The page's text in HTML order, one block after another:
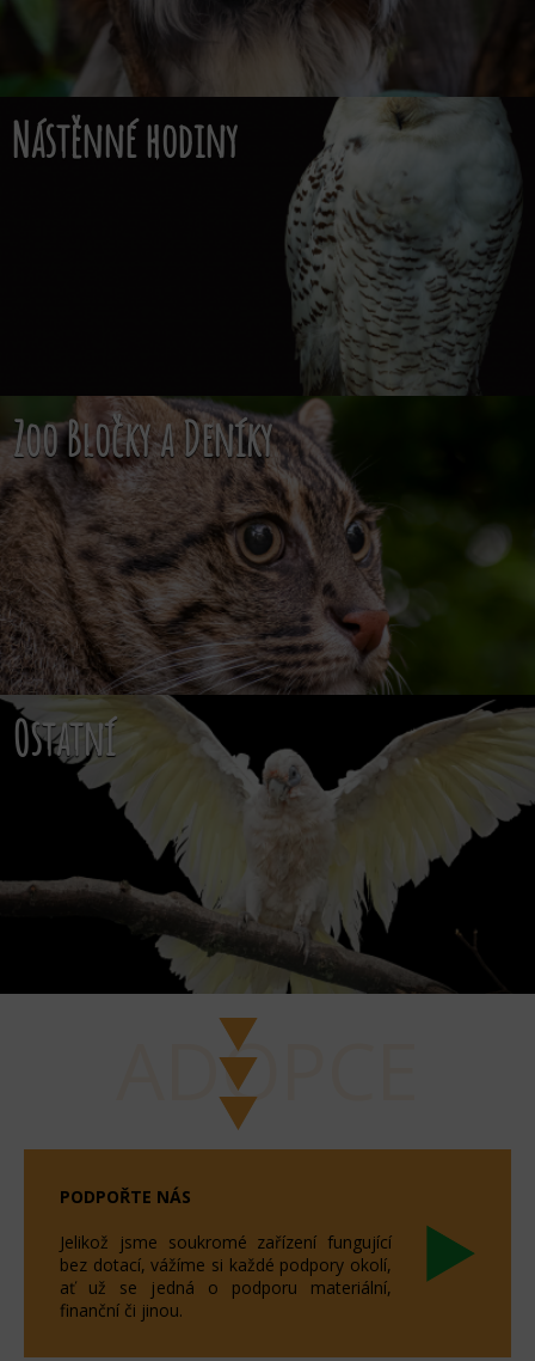
Nástěnné hodiny
Zoo Bločky a Deníky
Ostatní
ADOPCE
PODPOŘTE NÁS
Jelikož jsme soukromé zařízení fungující
bez dotací, vážíme si každé podpory okolí,
ať už se jedná o podporu materiální,
finanční či jinou.